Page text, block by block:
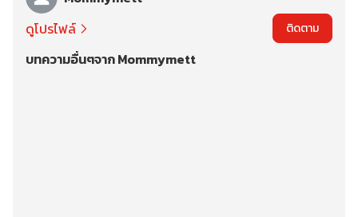
ดูโปรไฟล์
ติดตาม
บทความอื่นๆจาก Mommymett